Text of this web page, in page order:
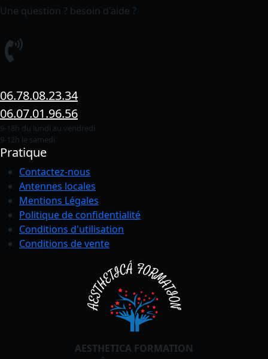
Une question ? besoin d'aide ?
06.78.08.23.34
06.07.01.96.56
9-18h du lundi au vendredi
9-12h le samedi
Pratique
Contactez-nous
Antennes locales
Mentions Légales
Politique de confidentialité
Conditions d'utilisation
Conditions de vente
AESTHETICA FORMATION